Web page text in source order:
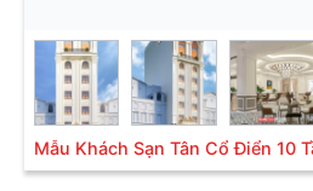
Mẫu Khách Sạn Tân Cổ Điển 10